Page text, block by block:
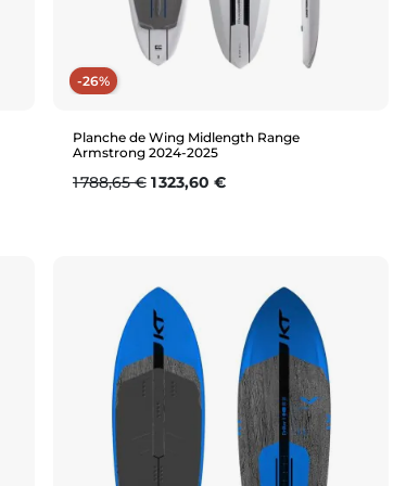
-26%
Planche de Wing Midlength Range
Armstrong 2024-2025
Prix de base
1 788,65 € Prix
1 323,60 €